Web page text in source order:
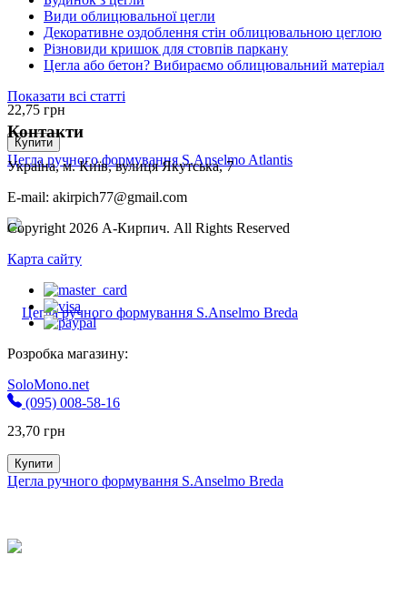
22,75 грн
Купити
Цегла ручного формування S.Anselmo Atlantis
23,70 грн
Купити
Цегла ручного формування S.Anselmo Breda
Види облицювальної цегли
Декоративне оздоблення стін облицювальною цеглою
Різновиди кришок для стовпів паркану
Цегла або бетон? Вибираємо облицювальний матеріал
Показати всі статті
Контакти
Україна, м. Київ, вулиця Якутська, 7
E-mail: akirpich77@gmail.com
Copyright 2026 А-Кирпич. All Rights Reserved
Карта сайту
Розробка магазину:
SoloMono.net
(095) 008-58-16